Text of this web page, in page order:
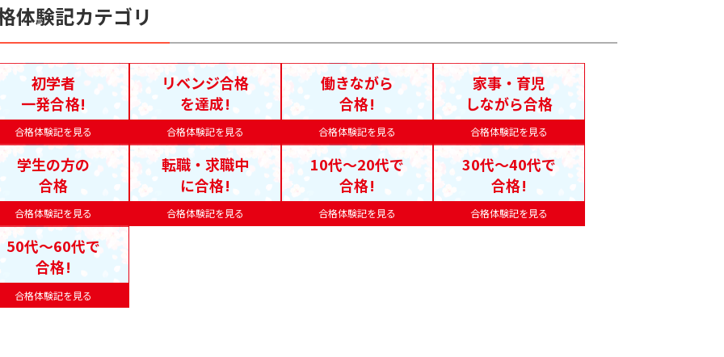
体験記カテゴリ
合格体験記を見る
初学者
一発合格!
合格体験記を見る
リベンジ合格
を達成!
合格体験記を見る
働きながら
合格!
合格体験記を見る
家事・育児
しながら合格
合格体験記を見る
学生の方の
合格
合格体験記を見る
転職・求職中
に合格!
合格体験記を見る
10代〜20代で
合格!
合格体験記を見る
30代〜40代で
合格!
合格体験記を見る
50代〜60代で
合格!